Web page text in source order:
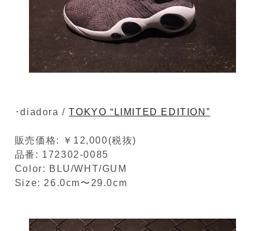
･diadora /TOKYO “LIMITED EDITION”
販売価格: ￥12,000(税抜)
品番: 172302-0085
Color: BLU/WHT/GUM
Size: 26.0cm〜29.0cm